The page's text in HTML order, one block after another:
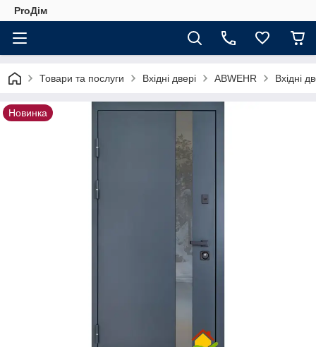
ProДім
Товари та послуги Вхідні двері ABWEHR Вхідні
Новинка